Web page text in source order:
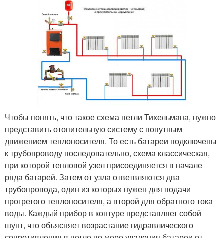
Чтобы понять, что такое схема петли Тихельмана, нужно
представить отопительную систему с попутным
движением теплоносителя. То есть батареи подключены
к трубопроводу последовательно, схема классическая,
при которой тепловой узел присоединяется в начале
ряда батарей. Затем от узла ответвляются два
трубопровода, один из которых нужен для подачи
прогретого теплоносителя, а второй для обратного тока
воды. Каждый прибор в контуре представляет собой
шунт, что объясняет возрастание гидравлического